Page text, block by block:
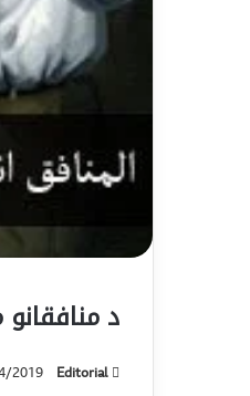
د
Editorial
2019